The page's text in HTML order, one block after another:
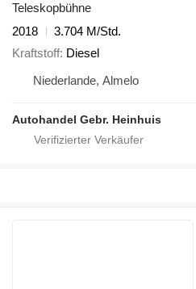
Teleskopbühne
2018
3.704 M/Std.
Kraftstoff Diesel
Niederlande, Almelo
Autohandel Gebr. Heinhuis